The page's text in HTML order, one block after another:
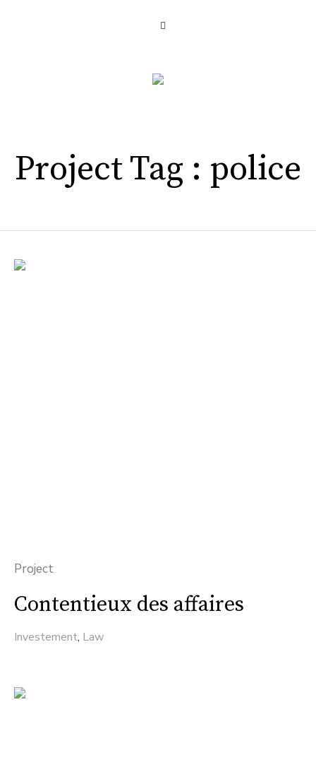
Project Tag : police
Project
Contentieux des affaires
Investement, Law